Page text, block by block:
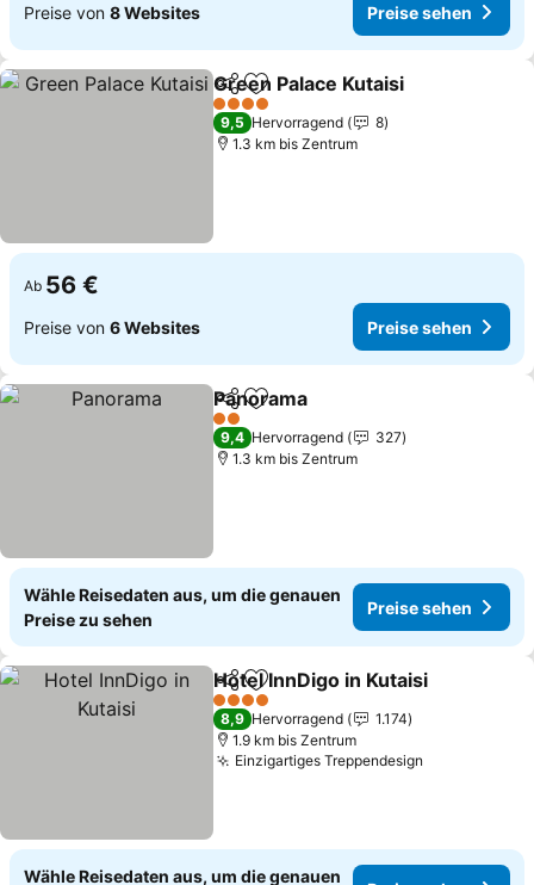
Preise von 8 Websites Preise sehen
TeilenZu Favoriten hinzufügen
Green Palace Kutaisi
4 Sterne
9,5 Hervorragend
8
1.3 km bis Zentrum
Ab 56 €
Preise von 6 Websites Preise sehen
TeilenZu Favoriten hinzufügen
Panorama
2 Sterne
9,4 Hervorragend
327
1.3 km bis Zentrum
Wähle Reisedaten aus, um die genauen
Preise zu sehen
Preise sehen
TeilenZu Favoriten hinzufügen
Hotel InnDigo in Kutaisi
4 Sterne
8,9 Hervorragend
1.174
1.9 km bis Zentrum
Einzigartiges Treppendesign
Wähle Reisedaten aus, um die genauen